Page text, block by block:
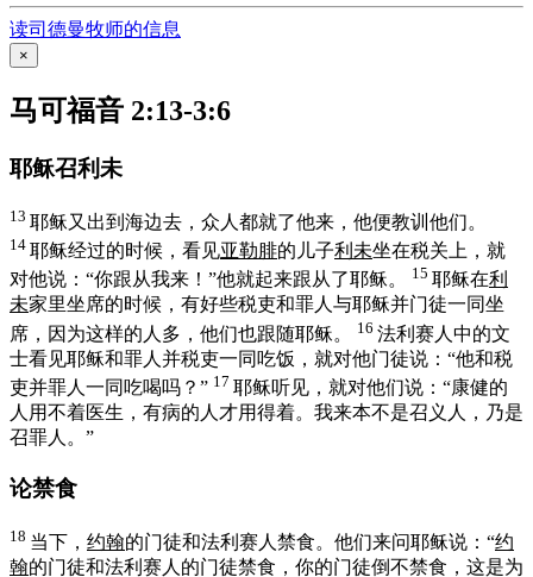
读司德曼牧师的信息
×
马可福音 2:13-3:6
耶稣召利未
13 耶稣又出到海边去，众人都就了他来，他便教训他们。
14 耶稣经过的时候，看见亚勒腓的儿子利未坐在税关上，就
对他说： “你跟从我来！”他就起来跟从了耶稣。 15 耶稣在利
未家里坐席的时候，有好些税吏和罪人与耶稣并门徒一同坐
席，因为这样的人多，他们也跟随耶稣。
16 法利赛人中的文
士看见耶稣和罪人并税吏一同吃饭，就对他门徒说：“他和税
吏并罪人一同吃喝吗？” 17 耶稣听见，就对他们说： “康健的
人用不着医生，有病的人才用得着。我来本不是召义人，乃是
召罪人。”
论禁食
18 当下， 约翰的门徒和法利赛人禁食。他们来问耶稣说：“约
翰的门徒和法利赛人的门徒禁食，你的门徒倒不禁食，这是为